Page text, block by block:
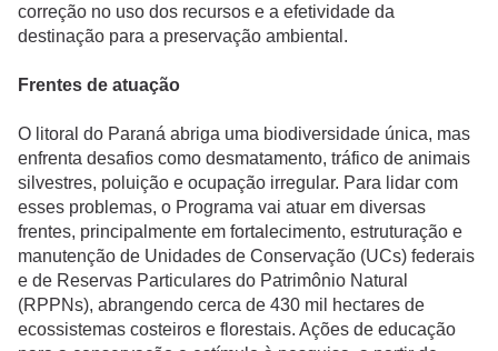
correção no uso dos recursos e a efetividade da
destinação para a preservação ambiental.
Frentes de atuação
O litoral do Paraná abriga uma biodiversidade única, mas
enfrenta desafios como desmatamento, tráfico de animais
silvestres, poluição e ocupação irregular. Para lidar com
esses problemas, o Programa vai atuar em diversas
frentes, principalmente em fortalecimento, estruturação e
manutenção de Unidades de Conservação (UCs) federais
e de Reservas Particulares do Patrimônio Natural
(RPPNs), abrangendo cerca de 430 mil hectares de
ecossistemas costeiros e florestais. Ações de educação